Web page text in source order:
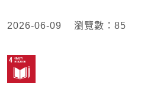
2026-06-09 瀏覽數： 85